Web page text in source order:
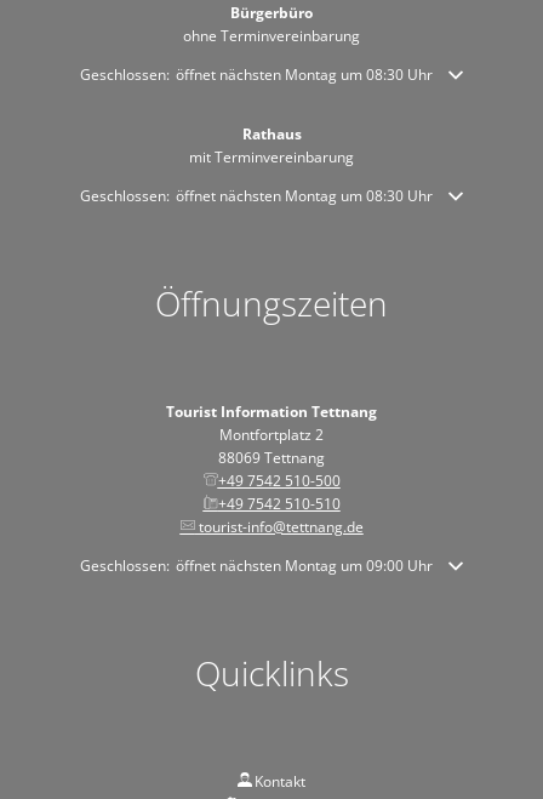
Bürgerbüro
ohne Terminvereinbarung
Klicken, um weitere Öffnungs- oder Schließzeiten auszublenden
Geschlossen: öffnet nächsten Montag um 08:30 Uhr
Rathaus
mit Terminvereinbarung
Klicken, um weitere Öffnungs- oder Schließzeiten auszublenden
Geschlossen: öffnet nächsten Montag um 08:30 Uhr
Öffnungszeiten
Tourist Information Tettnang
Montfortplatz 2
88069 Tettnang
+49 7542 510-500
+49 7542 510-510
tourist-info@tettnang.de
Klicken, um weitere Öffnungs- oder Schließzeiten auszublenden
Geschlossen: öffnet nächsten Montag um 09:00 Uhr
Quicklinks
Kontakt